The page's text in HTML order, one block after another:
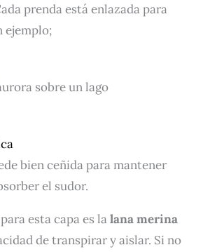
prenda está enlazada para
ejemplo;
bien ceñida para mantener
el sudor.
esta capa es lalana merina
de transpirar y aislar. Si no